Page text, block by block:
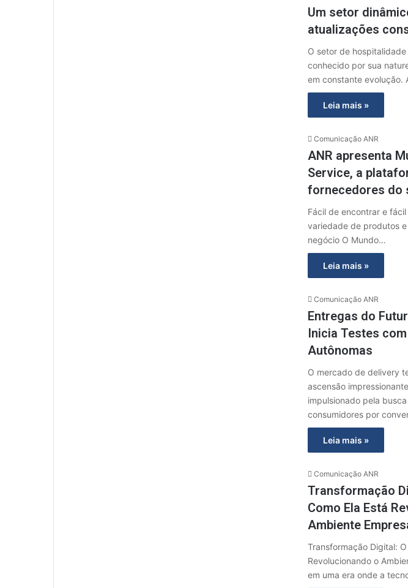
Um setor
atualizações
O setor de
conhecido por sua
em constante evolução.
Leia mais »
Comunicação ANR
ANR apresenta
Service, a
fornecedores do
Fácil de encontrar e
variedade de produtos
negócio O Mundo…
Leia mais »
Comunicação ANR
Entregas do
Inicia Testes
Autônomas
O mercado de delivery
ascensão
impulsionado pela
consumidores por
Leia mais »
Comunicação ANR
Transformação
Como Ela Está
Ambiente
Transformação Digital:
Revolucionando o
em uma era onde a